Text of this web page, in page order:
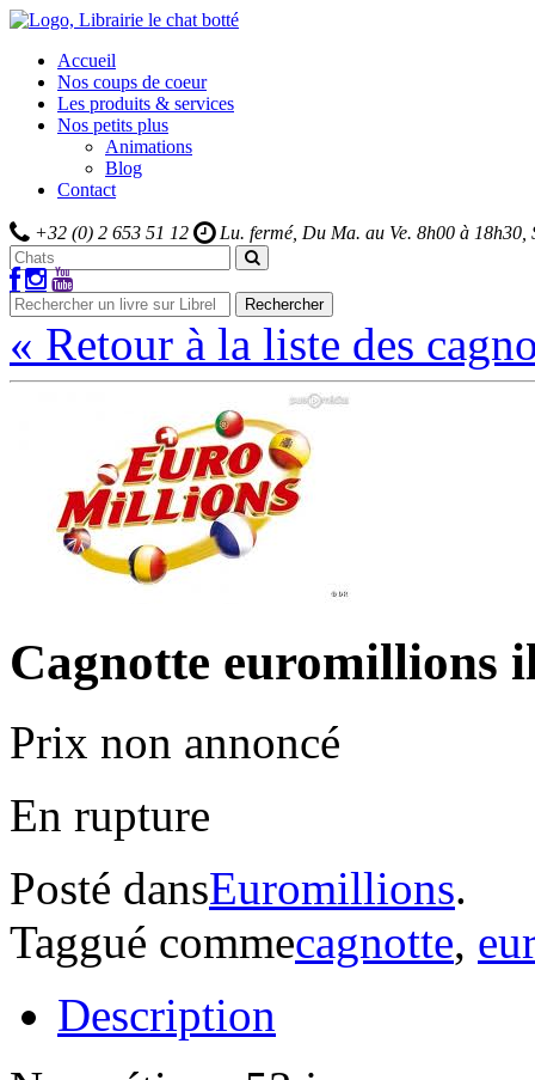
Accueil
Nos coups de coeur
Les produits & services
Nos petits plus
Animations
Blog
Contact
+32 (0) 2 653 51 12 Lu. fermé, Du Ma. au Ve. 8h00 à 18h30,
Rechercher
« Retour à la liste des
Cagnotte euromillions
Prix non annoncé
En rupture
Posté dansEuromillions.
Taggué commecagnotte,
Description